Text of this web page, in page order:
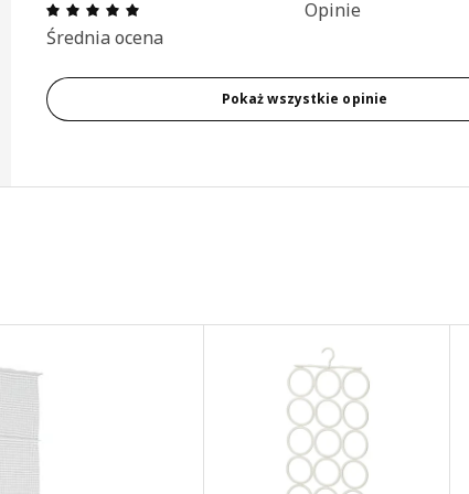
Opinia: 4.9 na 5 gwiazdki. Recenzje ogółem: 27
Średnia ocena
Opinie
Pokaż wszystkie opinie